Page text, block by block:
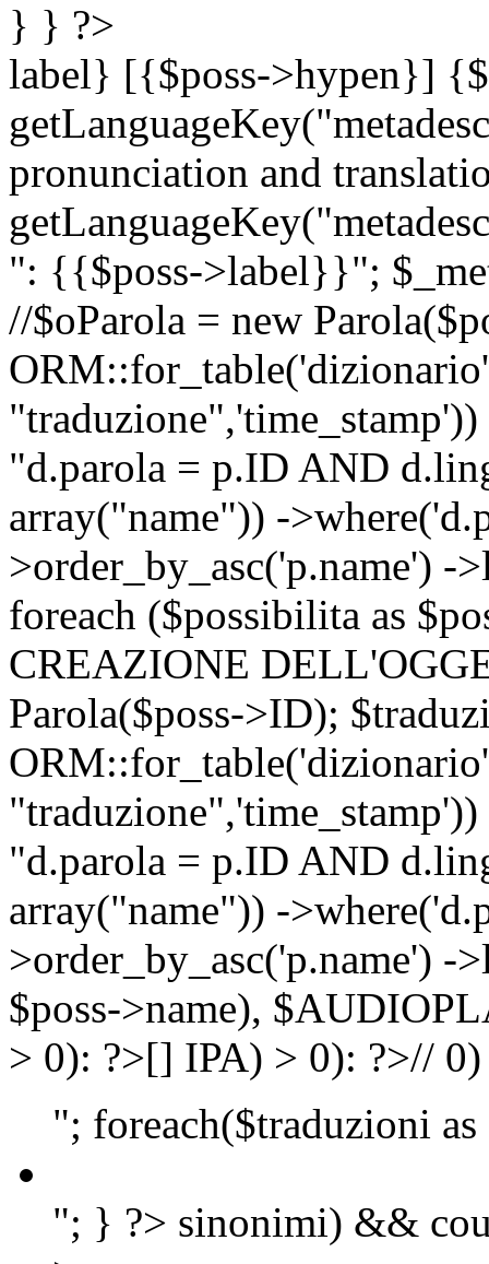
} } ?>
label} [{$poss->hypen}]
pronunciation and
": {{$poss->label}}";
//$oParola = new
"d.parola = p.ID AND
array("name")) -
>order_by_asc('p.name')
foreach ($possibilita as
CREAZIONE
Parola($poss->ID);
"d.parola = p.ID AND
array("name")) -
>order_by_asc('p.name')
$poss->name),
> 0): ?>[] IPA) > 0): ?>//
"; foreach($traduzioni
"; } ?> sinonimi) &&